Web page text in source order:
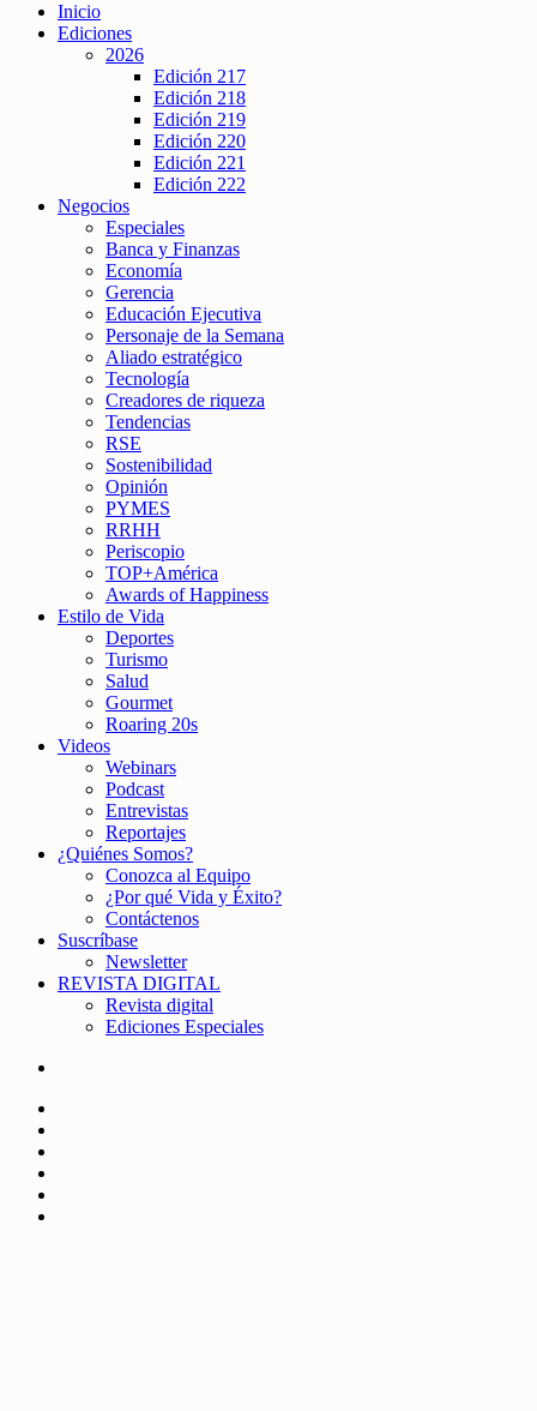
Inicio
Ediciones
2026
Edición 217
Edición 218
Edición 219
Edición 220
Edición 221
Edición 222
Negocios
Especiales
Banca y Finanzas
Economía
Gerencia
Educación Ejecutiva
Personaje de la Semana
Aliado estratégico
Tecnología
Creadores de riqueza
Tendencias
RSE
Sostenibilidad
Opinión
PYMES
RRHH
Periscopio
TOP+América
Awards of Happiness
Estilo de Vida
Deportes
Turismo
Salud
Gourmet
Roaring 20s
Videos
Webinars
Podcast
Entrevistas
Reportajes
¿Quiénes Somos?
Conozca al Equipo
¿Por qué Vida y Éxito?
Contáctenos
Suscríbase
Newsletter
REVISTA DIGITAL
Revista digital
Ediciones Especiales